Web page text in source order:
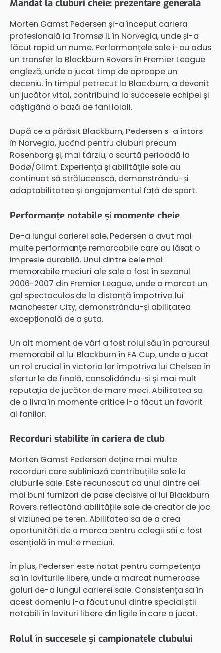
Mandat la cluburi cheie: prezentare generală
Morten Gamst Pedersen și-a început cariera
profesională la Tromsø IL în Norvegia, unde și-a
făcut rapid un nume. Performanțele sale i-au adus
un transfer la Blackburn Rovers în Premier League
engleză, unde a jucat timp de aproape un
deceniu. În timpul petrecut la Blackburn, a devenit
un jucător vital, contribuind la succesele echipei și
câștigând o bază de fani loiali.
După ce a părăsit Blackburn, Pedersen s-a întors
în Norvegia, jucând pentru cluburi precum
Rosenborg și, mai târziu, o scurtă perioadă la
Bodø/Glimt. Experiența și abilitățile sale au
continuat să strălucească, demonstrându-și
adaptabilitatea și angajamentul față de sport.
Performanțe notabile și momente cheie
De-a lungul carierei sale, Pedersen a avut mai
multe performanțe remarcabile care au lăsat o
impresie durabilă. Unul dintre cele mai
memorabile meciuri ale sale a fost în sezonul
2006-2007 din Premier League, unde a marcat un
gol spectaculos de la distanță împotriva lui
Manchester City, demonstrându-și abilitatea
excepțională de a șuta.
Un alt moment de vârf a fost rolul său în parcursul
memorabil al lui Blackburn în FA Cup, unde a jucat
un rol crucial în victoria lor împotriva lui Chelsea în
sferturile de finală, consolidându-și și mai mult
reputația de jucător de mare meci. Abilitatea sa
de a livra în momente critice l-a făcut un favorit
al fanilor.
Recorduri stabilite în cariera de club
Morten Gamst Pedersen deține mai multe
recorduri care subliniază contribuțiile sale la
cluburile sale. Este recunoscut ca unul dintre cei
mai buni furnizori de pase decisive ai lui Blackburn
Rovers, reflectând abilitățile sale de creator de joc
și viziunea pe teren. Abilitatea sa de a crea
oportunități de a marca pentru colegii săi a fost
esențială în multe meciuri.
În plus, Pedersen este notat pentru competența
sa în loviturile libere, unde a marcat numeroase
goluri de-a lungul carierei sale. Consistența sa în
acest domeniu l-a făcut unul dintre specialiștii
notabili în lovituri libere din ligile în care a jucat.
Rolul în succesele și campionatele clubului